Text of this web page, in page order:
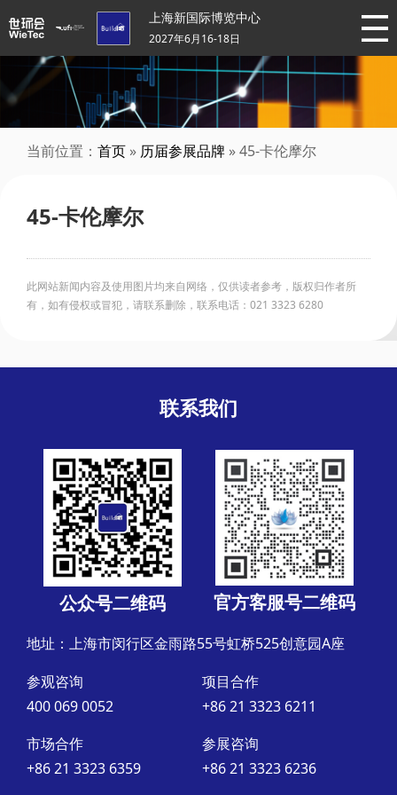
上海新国际博览中心
2027年6月16-18日
当前位置： 首页 » 历届参展品牌 » 45-卡伦摩尔
45-卡伦摩尔
此网站新闻内容及使用图片均来自网络，仅供读者参考，版权归作者所
有，如有侵权或冒犯，请联系删除，联系电话：021 3323 6280
联系我们
公众号二维码 官方客服号二维码
地址：上海市闵行区金雨路55号虹桥525创意园A座
参观咨询
400 069 0052
项目合作
+86 21 3323 6211
市场合作
+86 21 3323 6359
参展咨询
+86 21 3323 6236